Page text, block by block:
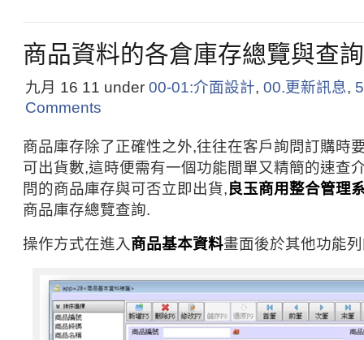
商品資料的各倉庫存總覽與查詢
九月 16 11 under 00-01:介面設計, 00.更新訊息,
Comments
商品庫存除了正確性之外,往往在客戶詢問訂購時
可出貨數,這時便需有一個功能間單又精簡的速查
問的商品庫存與可否立即出貨, 良玉商用整合管理
商品庫存總覽查詢.
操作方式在進入商品基本資料畫面後於其他功能